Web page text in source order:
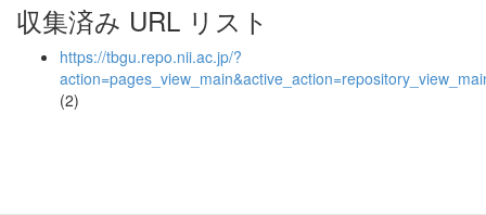
収集済み URL リスト
https://tbgu.repo.nii.ac.jp/?
(2)